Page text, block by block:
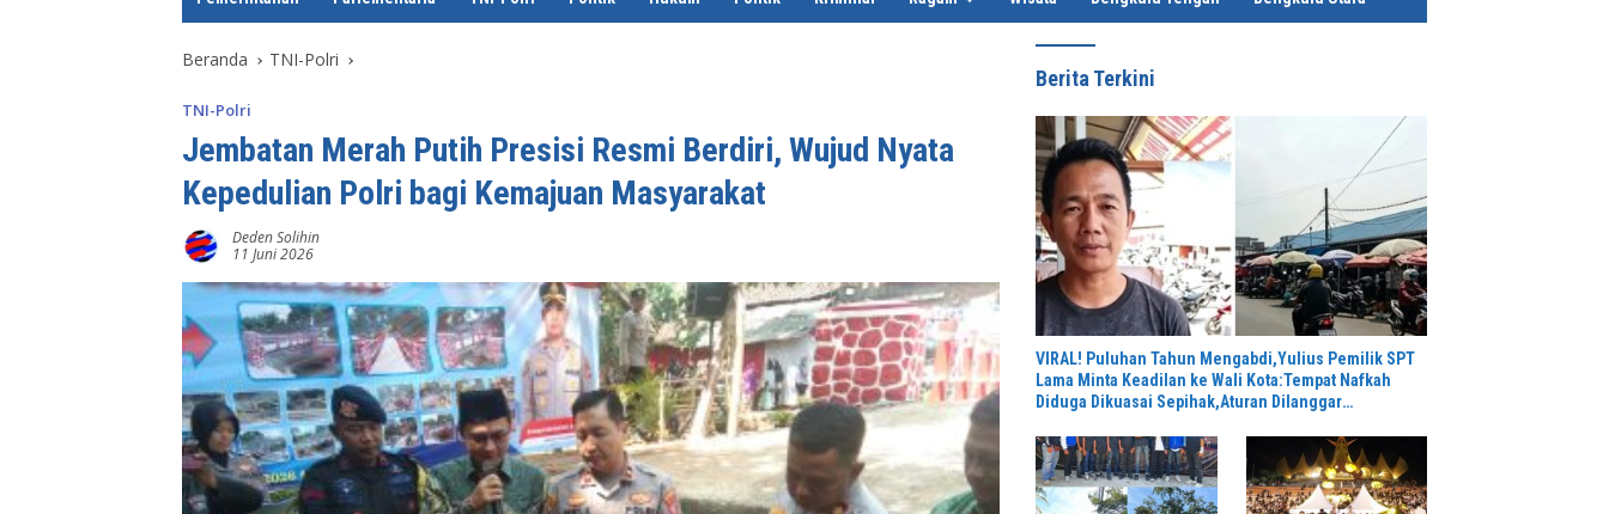
e
Beranda TNI-Polri
TNI-Polri
Jembatan Merah Putih Presisi Resmi Berdiri, Wujud Nyata
Kepedulian Polri bagi Kemajuan Masyarakat
Deden Solihin
11 Juni 2026
Berita Terkini
VIRAL! Puluhan Tahun Mengabdi,Yulius Pemilik SPT
Lama Minta Keadilan ke Wali Kota:Tempat Nafkah
Diduga Dikuasai Sepihak,Aturan Dilanggar